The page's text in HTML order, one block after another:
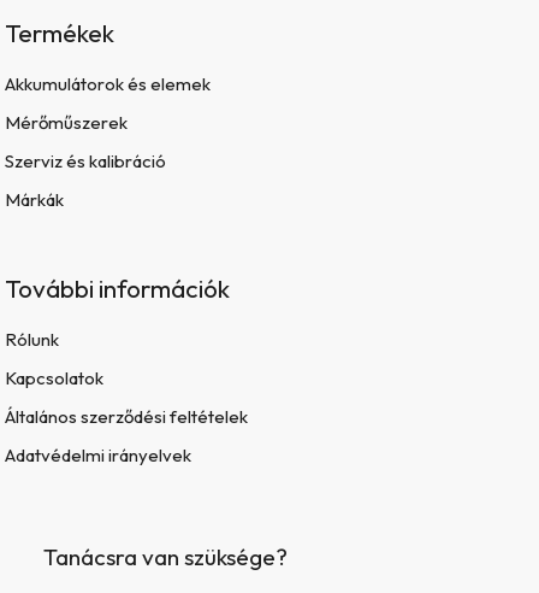
Termékek
Akkumulátorok és elemek
Mérőműszerek
Szerviz és kalibráció
Márkák
További információk
Rólunk
Kapcsolatok
Általános szerződési feltételek
Adatvédelmi irányelvek
Tanácsra van szüksége?